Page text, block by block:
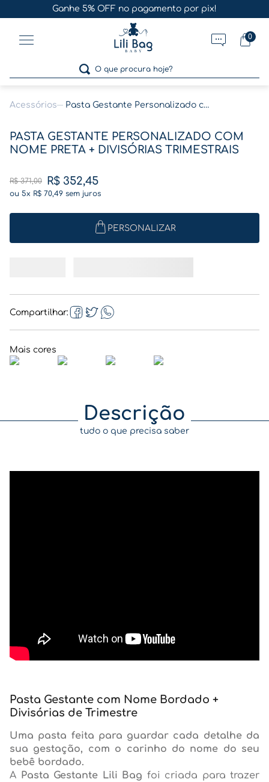
Ganhe 5% OFF no pagamento por pix!
0
O que procura hoje?
1 gestante
3º pasta
folha memórias barriga
Acessórios Pasta Gestante Personalizado com Nome Preta + Divisórias Trimestrais
PASTA GESTANTE PERSONALIZADO COM
NOME PRETA + DIVISÓRIAS TRIMESTRAIS
R$ 371,00 R$ 352,45
ou 5x R$ 70,49 sem juros
PERSONALIZAR
Compartilhar
Descrição
tudo o que precisa saber
Pasta Gestante com Nome Bordado +
Divisórias de Trimestre
Uma pasta feita para guardar cada detalhe da
sua gestação, com o carinho do nome do seu
bebê bordado.
A
Pasta Gestante Lili Bag foi criada para trazer